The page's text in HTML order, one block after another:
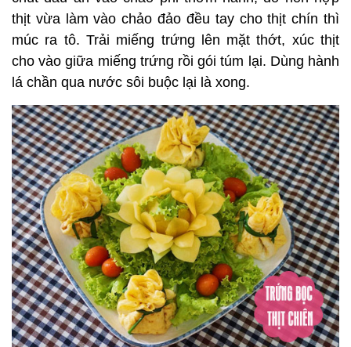
thịt vừa làm vào chảo đảo đều tay cho thịt chín thì
múc ra tô. Trải miếng trứng lên mặt thớt, xúc thịt
cho vào giữa miếng trứng rồi gói túm lại. Dùng hành
lá chần qua nước sôi buộc lại là xong.